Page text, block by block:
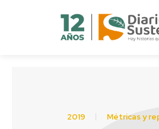
2019 Métricas y